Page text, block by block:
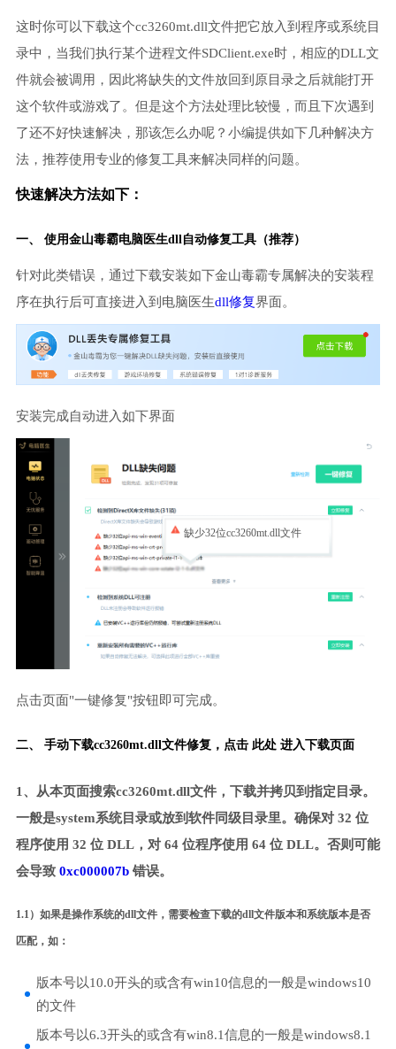
这时你可以下载这个cc3260mt.dll文件把它放入到程序或系统目
录中，当我们执行某个进程文件SDClient.exe时，相应的DLL文
件就会被调用，因此将缺失的文件放回到原目录之后就能打开
这个软件或游戏了。但是这个方法处理比较慢，而且下次遇到
了还不好快速解决，那该怎么办呢？小编提供如下几种解决方
法，推荐使用专业的修复工具来解决同样的问题。
快速解决方法如下：
一、 使用金山毒霸电脑医生dll自动修复工具（推荐）
针对此类错误，通过下载安装如下金山毒霸专属解决的安装程
序在执行后可直接进入到电脑医生dll修复界面。
安装完成自动进入如下界面
缺少32位cc3260mt.dll文件
点击页面"一键修复"按钮即可完成。
二、 手动下载cc3260mt.dll文件修复， 点击 此处 进入下载页面
1、从本页面搜索cc3260mt.dll文件，下载并拷贝到指定目录。
一般是system系统目录或放到软件同级目录里。确保对 32 位
程序使用 32 位 DLL，对 64 位程序使用 64 位 DLL。否则可能
会导致 0xc000007b错误。
1.1）如果是操作系统的dll文件，需要检查下载的dll文件版本和系统版本是否
匹配，如：
版本号以10.0开头的或含有win10信息的一般是windows10
的文件
版本号以6.3开头的或含有win8.1信息的一般是windows8.1